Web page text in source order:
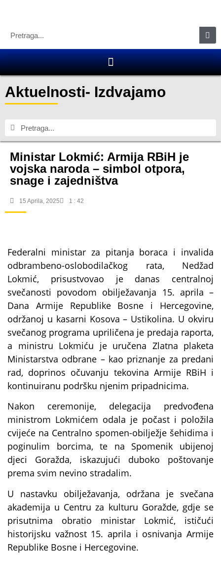
Aktuelnosti- Izdvajamo
Ministar Lokmić: Armija RBiH je
vojska naroda – simbol otpora,
snage i zajedništva
15 Aprila, 2025 1 : 42
Federalni ministar za pitanja boraca i invalida
odbrambeno-oslobodilačkog rata, Nedžad
Lokmić, prisustvovao je danas centralnoj
svečanosti povodom obilježavanja 15. aprila –
Dana Armije Republike Bosne i Hercegovine,
održanoj u kasarni Kosova – Ustikolina. U okviru
svečanog programa upriličena je predaja raporta,
a ministru Lokmiću je uručena Zlatna plaketa
Ministarstva odbrane – kao priznanje za predani
rad, doprinos očuvanju tekovina Armije RBiH i
kontinuiranu podršku njenim pripadnicima.
Nakon ceremonije, delegacija predvođena
ministrom Lokmićem odala je počast i položila
cvijeće na Centralno spomen-obilježje šehidima i
poginulim borcima, te na Spomenik ubijenoj
djeci Goražda, iskazujući duboko poštovanje
prema svim nevino stradalim.
U nastavku obilježavanja, održana je svečana
akademija u Centru za kulturu Goražde, gdje se
prisutnima obratio ministar Lokmić, ističući
historijsku važnost 15. aprila i osnivanja Armije
Republike Bosne i Hercegovine.